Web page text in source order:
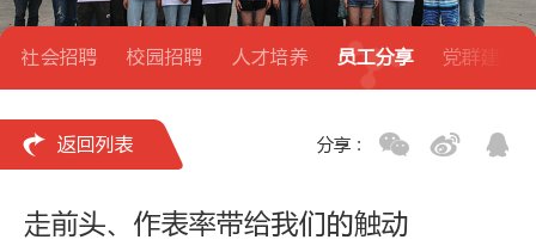
社会招聘 校园招聘 人才培养 员工分享 党群建设
 返回列表 分享：
走前头、作表率带给我们的触动